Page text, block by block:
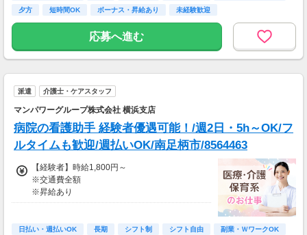
・日収(1,800*8)円（時給1,800円×8h）
※資格手当あり（時給50円～UP/資格の種類に
よって異なる）
支払方法：週払い
※週払いOK（規定あり）
→金曜日締め最短翌週火曜日にお給料GET♪
（稼働開始時は手続き完了次第となります）
交通費：別途全額支給
※車・バイク通勤に関して施設により異なる場
夕方
短時間OK ボーナス・昇給あり 未経験歓迎
応募へ進む
派遣 介護士・ケアスタッフ
マンパワーグループ株式会社 横浜支店
病院の看護助手 経験者優遇可能！/週2日・5h～OK/フ
ルタイムも歓迎/週払いOK/南足柄市/8564463
【経験者】時給1,800円～
※交通費全額
※昇給あり
◎日勤／経験者の場合
日払い・週払いOK 長期 シフト制 シフト自由
副業・ＷワークOK